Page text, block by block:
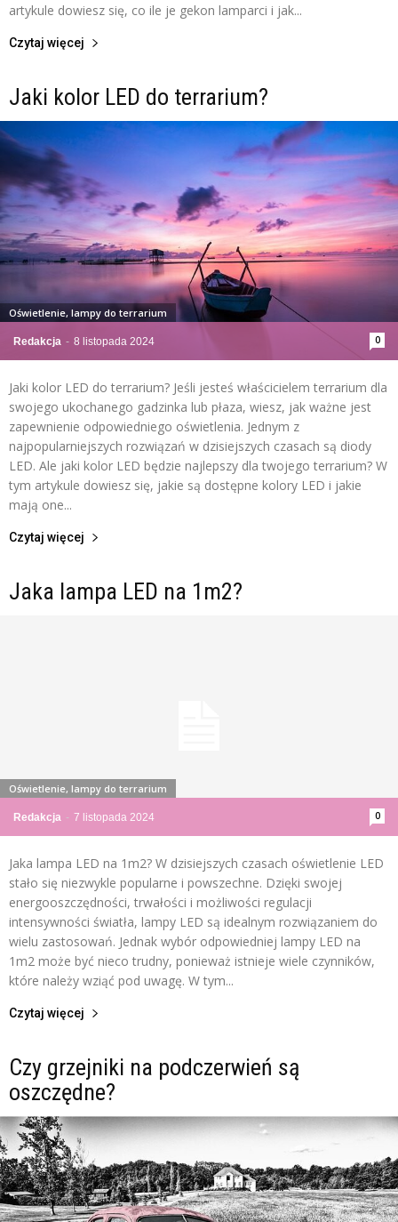
artykule dowiesz się, co ile je gekon lamparci i jak...
Czytaj więcej
Jaki kolor LED do terrarium?
Redakcja - 8 listopada 2024 0
Oświetlenie, lampy do terrarium
Jaki kolor LED do terrarium? Jeśli jesteś właścicielem terrarium dla
swojego ukochanego gadzinka lub płaza, wiesz, jak ważne jest
zapewnienie odpowiedniego oświetlenia. Jednym z
najpopularniejszych rozwiązań w dzisiejszych czasach są diody
LED. Ale jaki kolor LED będzie najlepszy dla twojego terrarium? W
tym artykule dowiesz się, jakie są dostępne kolory LED i jakie
mają one...
Czytaj więcej
Jaka lampa LED na 1m2?
Redakcja - 7 listopada 2024 0
Oświetlenie, lampy do terrarium
Jaka lampa LED na 1m2? W dzisiejszych czasach oświetlenie LED
stało się niezwykle popularne i powszechne. Dzięki swojej
energooszczędności, trwałości i możliwości regulacji
intensywności światła, lampy LED są idealnym rozwiązaniem do
wielu zastosowań. Jednak wybór odpowiedniej lampy LED na
1m2 może być nieco trudny, ponieważ istnieje wiele czynników,
które należy wziąć pod uwagę. W tym...
Czytaj więcej
Czy grzejniki na podczerwień są
oszczędne?